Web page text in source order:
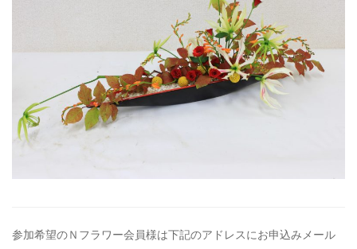
参加希望のＮフラワー会員様は下記のアドレスにお申込みメール